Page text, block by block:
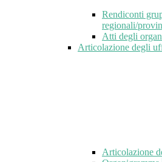
Rendiconti
regionali/
Atti degli
Articolazione degli
Articolazione